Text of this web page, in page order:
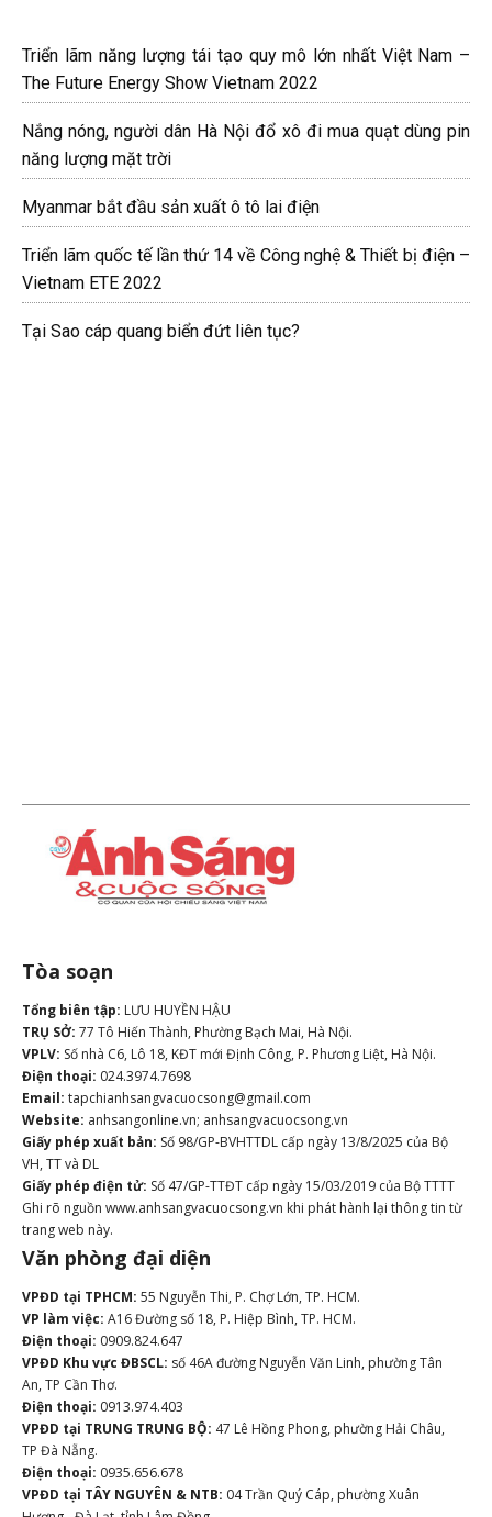
Triển lãm năng lượng tái tạo quy mô lớn nhất Việt Nam –
The Future Energy Show Vietnam 2022
Nắng nóng, người dân Hà Nội đổ xô đi mua quạt dùng pin
năng lượng mặt trời
Myanmar bắt đầu sản xuất ô tô lai điện
Triển lãm quốc tế lần thứ 14 về Công nghệ & Thiết bị điện –
Vietnam ETE 2022
Tại Sao cáp quang biển đứt liên tục?
Tòa soạn
Tổng biên tập: LƯU HUYỀN HẬU
TRỤ SỞ: 77 Tô Hiến Thành, Phường Bạch Mai, Hà Nội.
VPLV: Số nhà C6, Lô 18, KĐT mới Định Công, P. Phương Liệt, Hà Nội.
Điện thoại: 024.3974.7698
Email: tapchianhsangvacuocsong@gmail.com
Website: anhsangonline.vn; anhsangvacuocsong.vn
Giấy phép xuất bản: Số 98/GP-BVHTTDL cấp ngày 13/8/2025 của Bộ
VH, TT và DL
Giấy phép điện tử: Số 47/GP-TTĐT cấp ngày 15/03/2019 của Bộ TTTT
Ghi rõ nguồn www.anhsangvacuocsong.vn khi phát hành lại thông tin từ
trang web này.
Văn phòng đại diện
VPĐD tại TPHCM: 55 Nguyễn Thi, P. Chợ Lớn, TP. HCM.
VP làm việc: A16 Đường số 18, P. Hiệp Bình, TP. HCM.
Điện thoại: 0909.824.647
VPĐD Khu vực ĐBSCL: số 46A đường Nguyễn Văn Linh, phường Tân
An, TP Cần Thơ.
Điện thoại: 0913.974.403
VPĐD tại TRUNG TRUNG BỘ: 47 Lê Hồng Phong, phường Hải Châu,
TP Đà Nẵng.
Điện thoại: 0935.656.678
VPĐD tại TÂY NGUYÊN & NTB: 04 Trần Quý Cáp, phường Xuân